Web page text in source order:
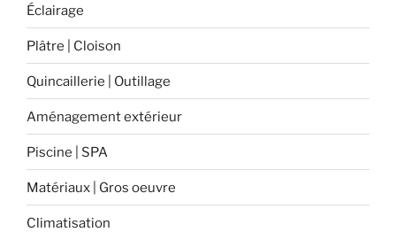
Éclairage
Plâtre | Cloison
Quincaillerie | Outillage
Aménagement extérieur
Piscine | SPA
Matériaux | Gros oeuvre
Climatisation